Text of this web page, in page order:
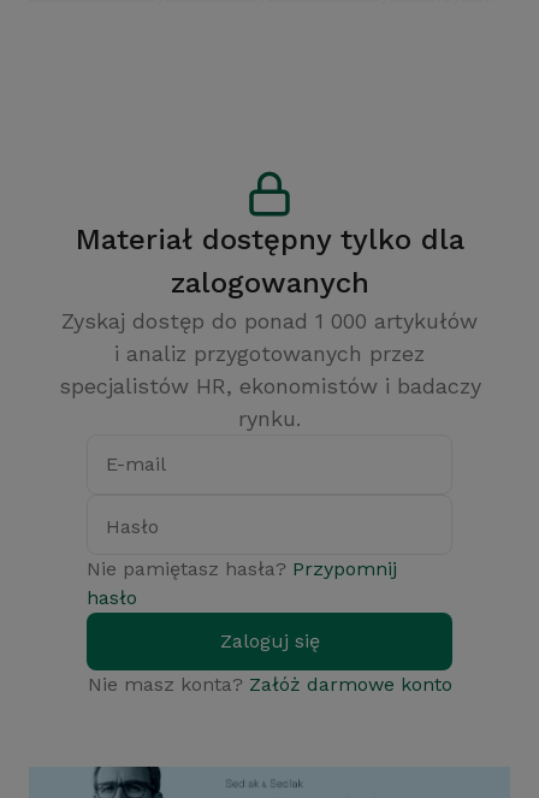
Materiał dostępny tylko dla
zalogowanych
Zyskaj dostęp do ponad 1 000 artykułów
i analiz przygotowanych przez
specjalistów HR, ekonomistów i badaczy
rynku.
E-mail
Hasło
Nie pamiętasz hasła? Przypomnij
hasło
Zaloguj się
Nie masz konta? Załóż darmowe konto